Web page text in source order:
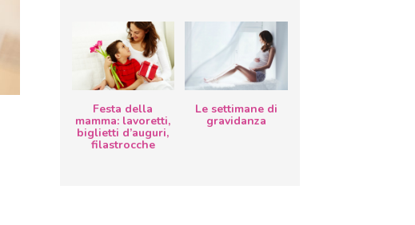
Festa della
mamma: lavoretti,
biglietti d’auguri,
filastrocche
Le settimane di
gravidanza